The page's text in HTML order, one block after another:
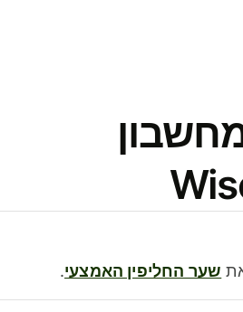
שער החליפין האמצעי.